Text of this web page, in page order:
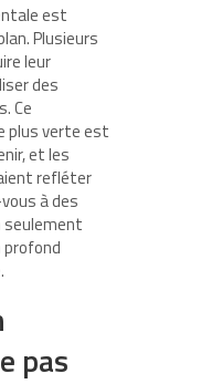
est
Plusieurs
leur
des
Ce
plus verte est
et les
refléter
à des
seulement
profond
pas